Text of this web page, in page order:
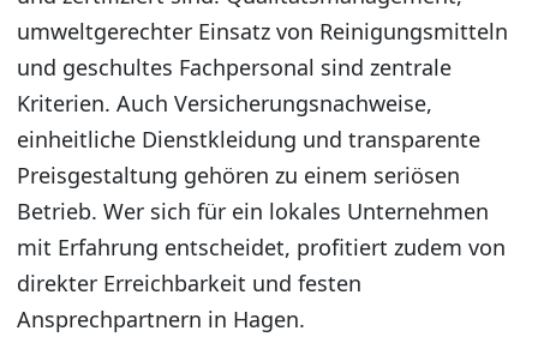
umweltgerechter Einsatz von Reinigungsmitteln
und geschultes Fachpersonal sind zentrale
Kriterien. Auch Versicherungsnachweise,
einheitliche Dienstkleidung und transparente
Preisgestaltung gehören zu einem seriösen
Betrieb. Wer sich für ein lokales Unternehmen
mit Erfahrung entscheidet, profitiert zudem von
direkter Erreichbarkeit und festen
Ansprechpartnern in Hagen.